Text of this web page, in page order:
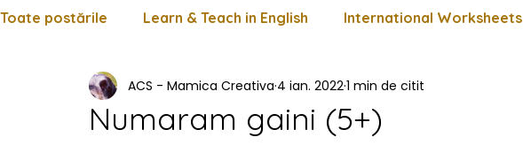
Toate postările Learn & Teach in English International Worksheets
Limba română Matematică Istorie Fișe de lucru diverse
Numaram gaini (5+)
ACS - Mamica Creativa 4 ian. 20221 min de citit